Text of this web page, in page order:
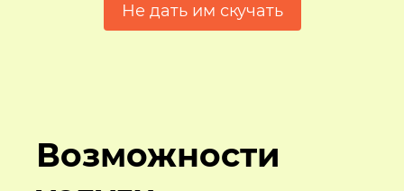
Не дать им скучать
Возможности